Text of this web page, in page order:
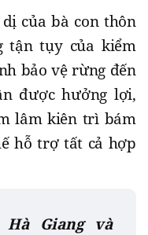
của bà con thôn
tận tụy của kiểm
bảo vệ rừng đến
được hưởng lợi,
lâm kiên trì bám
hỗ trợ tất cả hợp
Giang và